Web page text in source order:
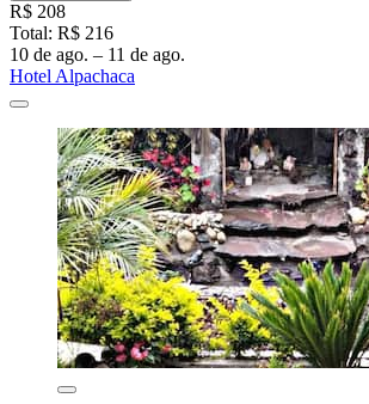
R$ 208
Total: R$ 216
10 de ago. – 11 de ago.
Hotel Alpachaca